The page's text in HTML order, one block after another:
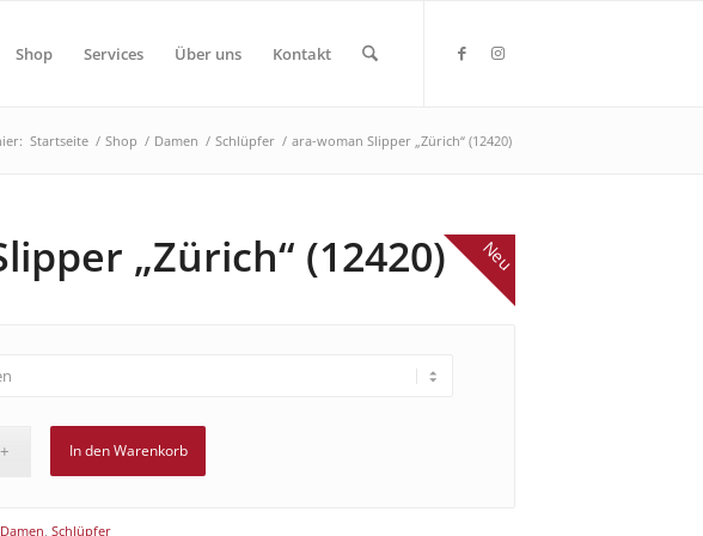
Shop Services Über uns Kontakt
Startseite / Shop / Damen / Schlüpfer / ara-woman Slipper „Zürich“ (12420)
Neu
„Zürich“ (12420)
In den Warenkorb
Damen, Schlüpfer